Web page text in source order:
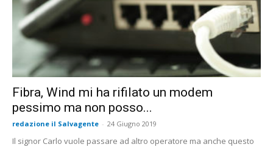
Fibra, Wind mi ha rifilato un modem
pessimo ma non posso...
redazione il Salvagente - 24 Giugno 2019
Il signor Carlo vuole passare ad altro operatore ma anche questo